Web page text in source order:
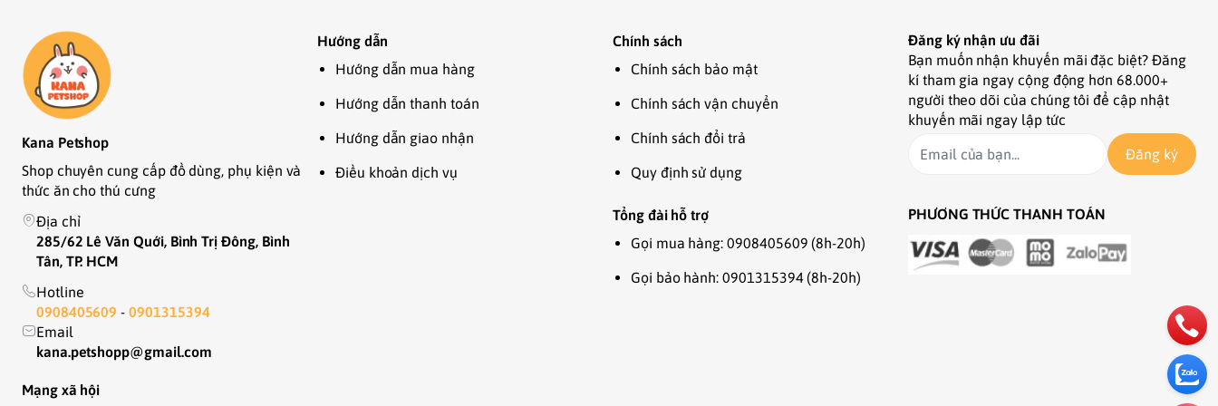
Kana Petshop
Shop chuyên cung cấp đồ dùng, phụ kiện và
thức ăn cho thú cưng
Địa chỉ
285/62 Lê Văn Quới, Bình Trị Đông, Bình
Tân, TP. HCM
Hotline
0908405609-0901315394
Email
kana.petshopp@gmail.com
Mạng xã hội
Hướng dẫn
Hướng dẫn mua hàng
Hướng dẫn thanh toán
Hướng dẫn giao nhận
Điều khoản dịch vụ
Chính sách
Chính sách bảo mật
Chính sách vận chuyển
Chính sách đổi trả
Quy định sử dụng
Tổng đài hỗ trợ
Gọi mua hàng: 0908405609 (8h-20h)
Gọi bảo hành: 0901315394 (8h-20h)
Đăng ký nhận ưu đãi
Bạn muốn nhận khuyến mãi đặc biệt? Đăng
kí tham gia ngay cộng động hơn 68.000+
người theo dõi của chúng tôi để cập nhật
khuyến mãi ngay lập tức
Đăng ký
PHƯƠNG THỨC THANH TOÁN